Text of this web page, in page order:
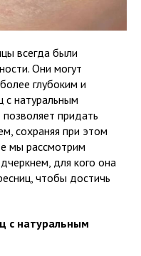
всегда были
Они могут
глубоким и
с натуральным
придать
сохраняя при этом
мы рассмотрим
для кого она
чтобы достичь
с натуральным